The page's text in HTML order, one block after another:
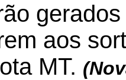
aos
MT.